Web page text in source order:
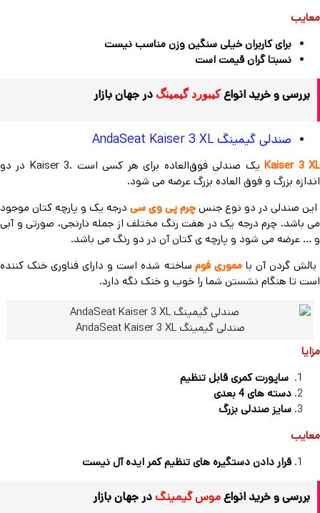
معایب
برای کاربران خیلی سنگین وزن مناسب نیست
نسبتا گران قیمت است
بررسی و خرید انواعکیبورد گیمینگ در جهان بازار
صندلی گیمینگ AndaSeat Kaiser 3 XL
Kaiser 3 XL
یک صندلی فوق‌العاده برای هر کسی است .Kaiser 3 در دو
اندازه بزرگ و فوق العاده بزرگ عرضه می شود.
این صندلی در دو نوع جنسچرم پی وی سی درجه یک و پارچه کتان موجود
می باشد. چرم درجه یک در هفت رنگ مختلف از جمله نارنجی، صورتی و آبی
و … عرضه می شود و پارچه ی کتان آن در دو رنگ می باشد.
بالش گردن آن بامموری فوم ساخته شده است و دارای فناوری خنک کننده
است تا هنگام نشستن شما را خوب و خنک نگه دارد.
صندلی گیمینگ AndaSeat Kaiser 3 XL
مزایا
ساپورت کمری قابل تنظیم
دسته های 4 بعدی
سایز صندلی بزرگ
معایب
قرار دادن دستگیره های تنظیم کمر ایده آل نیست
بررسی و خرید انواعموس گیمینگدر جهان بازار